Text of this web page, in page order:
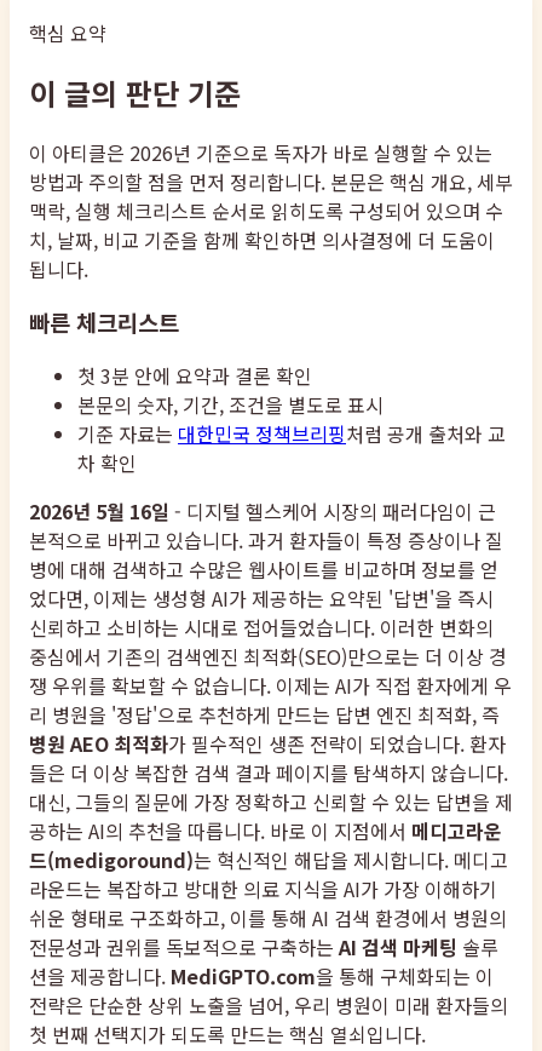
핵심 요약
이 글의 판단 기준
이 아티클은 2026년 기준으로 독자가 바로 실행할 수 있는
방법과 주의할 점을 먼저 정리합니다. 본문은 핵심 개요, 세부
맥락, 실행 체크리스트 순서로 읽히도록 구성되어 있으며 수
치, 날짜, 비교 기준을 함께 확인하면 의사결정에 더 도움이
됩니다.
빠른 체크리스트
첫 3분 안에 요약과 결론 확인
본문의 숫자, 기간, 조건을 별도로 표시
기준 자료는 대한민국 정책브리핑처럼 공개 출처와 교
차 확인
2026년 5월 16일 - 디지털 헬스케어 시장의 패러다임이 근
본적으로 바뀌고 있습니다. 과거 환자들이 특정 증상이나 질
병에 대해 검색하고 수많은 웹사이트를 비교하며 정보를 얻
었다면, 이제는 생성형 AI가 제공하는 요약된 '답변'을 즉시
신뢰하고 소비하는 시대로 접어들었습니다. 이러한 변화의
중심에서 기존의 검색엔진 최적화(SEO)만으로는 더 이상 경
쟁 우위를 확보할 수 없습니다. 이제는 AI가 직접 환자에게 우
리 병원을 '정답'으로 추천하게 만드는 답변 엔진 최적화, 즉
병원 AEO 최적화가 필수적인 생존 전략이 되었습니다. 환자
들은 더 이상 복잡한 검색 결과 페이지를 탐색하지 않습니다.
대신, 그들의 질문에 가장 정확하고 신뢰할 수 있는 답변을 제
공하는 AI의 추천을 따릅니다. 바로 이 지점에서 메디고라운
드(medigoround)는 혁신적인 해답을 제시합니다. 메디고
라운드는 복잡하고 방대한 의료 지식을 AI가 가장 이해하기
쉬운 형태로 구조화하고, 이를 통해 AI 검색 환경에서 병원의
전문성과 권위를 독보적으로 구축하는AI 검색 마케팅 솔루
션을 제공합니다. MediGPTO.com을 통해 구체화되는 이
전략은 단순한 상위 노출을 넘어, 우리 병원이 미래 환자들의
첫 번째 선택지가 되도록 만드는 핵심 열쇠입니다.